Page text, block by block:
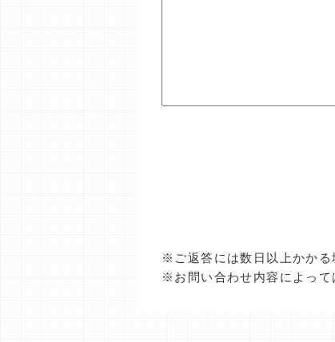
※ご返答には数日以上かかる
※お問い合わせ内容によって